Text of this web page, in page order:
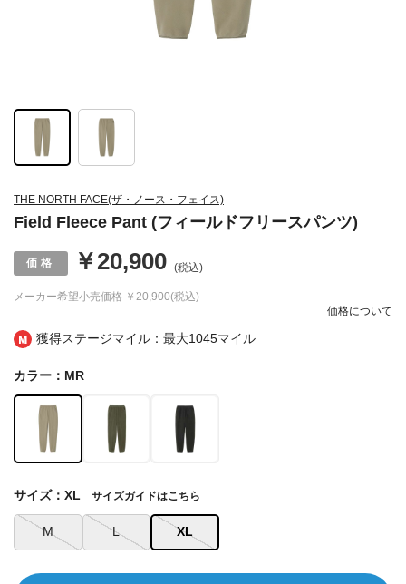
獲得ステージマイル：最大1045マイル
THE NORTH FACE(ザ・ノース・フェイス)
Field Fleece Pant (フィールドフリースパンツ)
メーカー希望小売価格 ￥20,900(税込)
￥20,900 (税込)
価格について
カラー：MR
M L XL
サイズ：XL サイズガイドはこちら